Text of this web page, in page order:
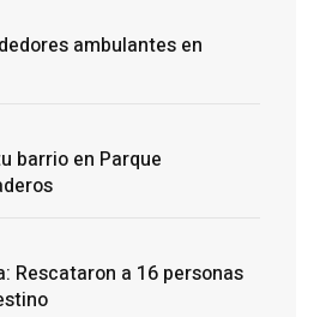
ambulantes en
barrio en Parque
Rescataron a 16 personas